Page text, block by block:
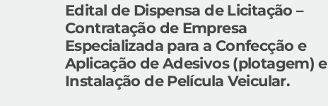
Edital de Dispensa de Licitação –
Contratação de Empresa
Especializada para a Confecção e
Aplicação de Adesivos (plotagem) e
Instalação de Película Veicular.